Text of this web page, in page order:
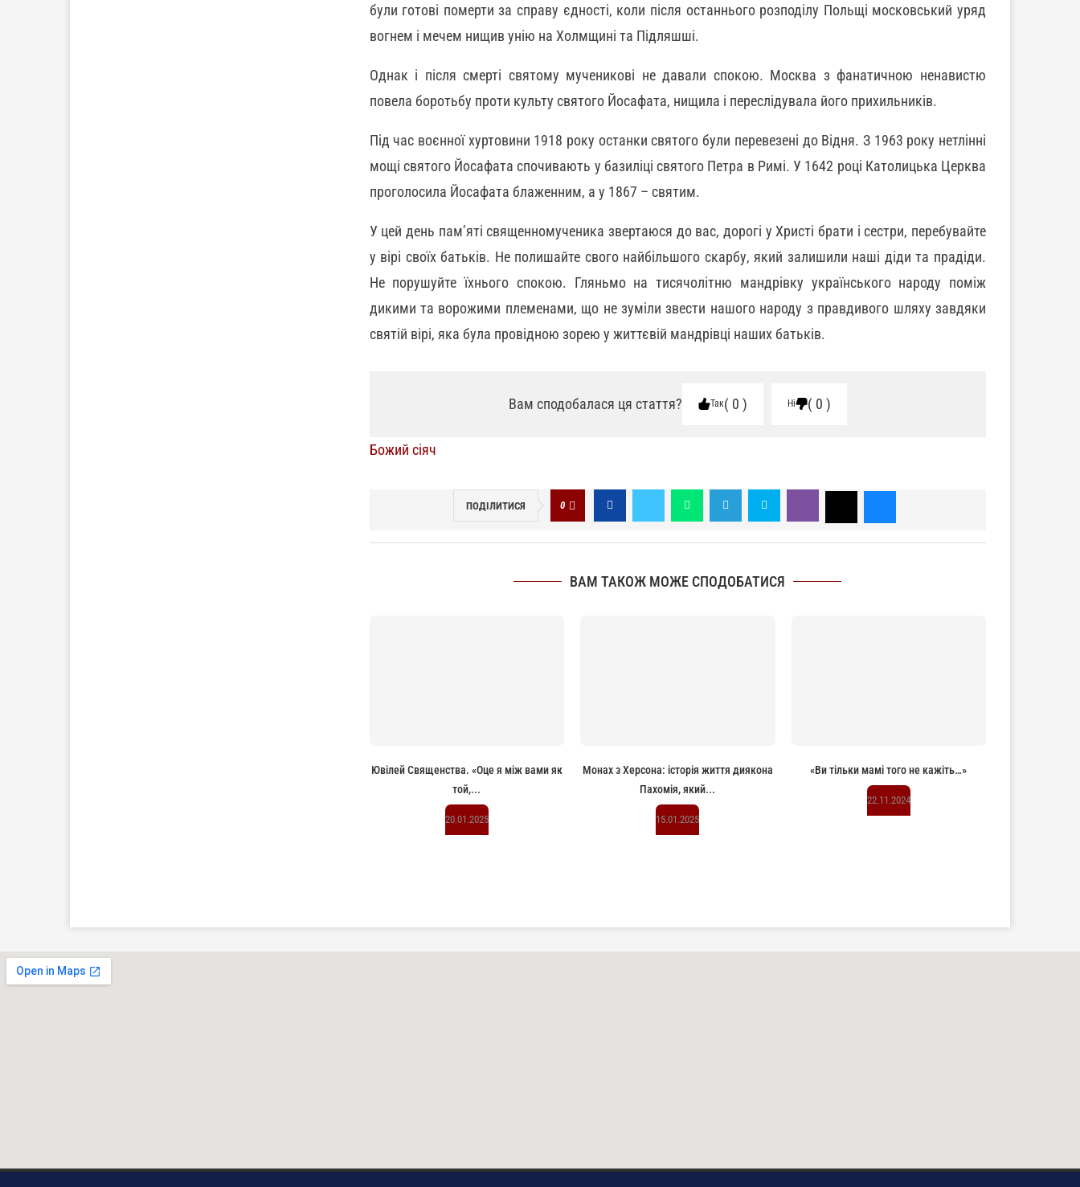
були готові померти за справу єдності, коли після останнього розподілу Польщі московський уряд
вогнем і мечем нищив унію на Холмщині та Підляшші.
Однак і після смерті святому мученикові не давали спокою. Москва з фанатичною ненавистю
повела боротьбу проти культу святого Йосафата, нищила і переслідувала його прихильників.
Під час воєнної хуртовини 1918 року останки святого були перевезені до Відня. З 1963 року нетлінні
мощі святого Йосафата спочивають у базиліці святого Петра в Римі. У 1642 році Католицька Церква
проголосила Йосафата блаженним, а у 1867 – святим.
У цей день пам’яті священномученика звертаюся до вас, дорогі у Христі брати і сестри, перебувайте
у вірі своїх батьків. Не полишайте свого найбільшого скарбу, який залишили наші діди та прадіди.
Не порушуйте їхнього спокою. Гляньмо на тисячолітню мандрівку українського народу поміж
дикими та ворожими племенами, що не зуміли звести нашого народу з правдивого шляху завдяки
святій вірі, яка була провідною зорею у життєвій мандрівці наших батьків.
Вам сподобалася ця стаття? Так 0 Ні 0
Божий сіяч
ПОДІЛИТИСЯ 0
ВАМ ТАКОЖ МОЖЕ СПОДОБАТИСЯ
Ювілей Священства. «Оце я між вами як
той,...
20.01.2025
Монах з Херсона: історія життя диякона
Пахомія, який...
15.01.2025
«Ви тільки мамі того не кажіть…»
22.11.2024